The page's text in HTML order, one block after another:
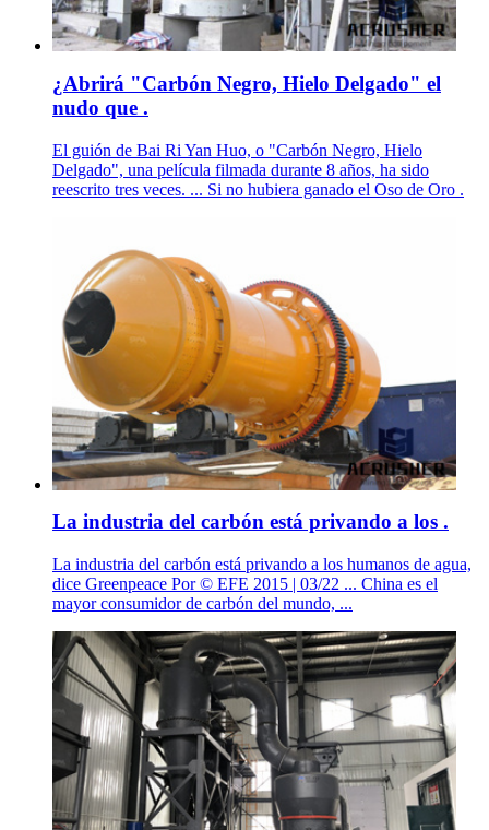
¿Abrirá "Carbón Negro, Hielo Delgado" el
nudo que .
El guión de Bai Ri Yan Huo, o "Carbón Negro, Hielo
Delgado", una película filmada durante 8 años, ha sido
reescrito tres veces. ... Si no hubiera ganado el Oso de Oro .
La industria del carbón está privando a los .
La industria del carbón está privando a los humanos de agua,
dice Greenpeace Por © EFE 2015 | 03/22 ... China es el
mayor consumidor de carbón del mundo, ...